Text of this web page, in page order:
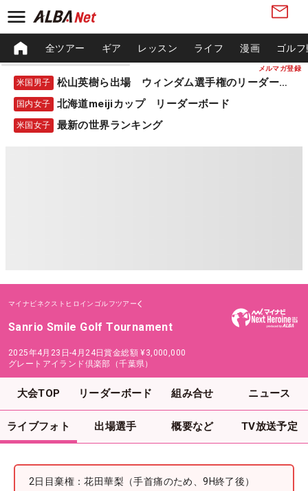
メルマガ登録
全ツアー ギア レッスン ライフ 漫画 ゴル
米国男子 松山英樹ら出場 ウィンダム選手権のリーダーボード
国内女子 北海道meijiカップ リーダーボード
米国女子 最新の世界ランキング
マイナビネクストヒロインゴルフツアー
Sanrio Smile Golf Tournament
2025年4月23日-4月24日賞金総額 ¥3,000,000
グレートアイランド倶楽部（千葉県）
大会TOP リーダーボード 組み合せ ニュース
ライブフォト 出場選手 概要など TV放送予定
2日目棄権：花田華梨（手首痛のため、9H終了後）